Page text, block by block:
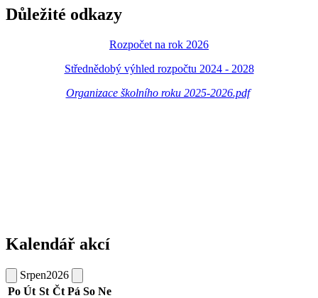
Důležité odkazy
Rozpočet na rok 2026
Střednědobý výhled rozpočtu 2024 - 2028
Organizace školního roku 2025-2026.pdf
Kalendář akcí
Srpen2026
Po Út St Čt Pá So Ne